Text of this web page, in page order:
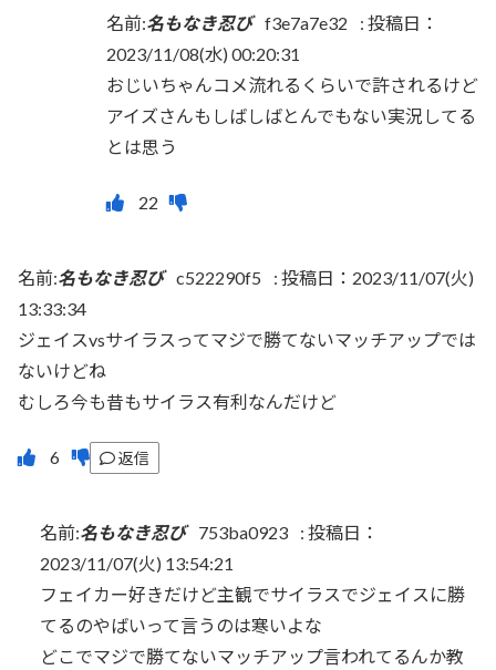
名前:名もなき忍び f3e7a7e32 : 投稿日：
2023/11/08(水) 00:20:31
おじいちゃんコメ流れるくらいで許されるけど
アイズさんもしばしばとんでもない実況してる
とは思う
名前:名もなき忍び c522290f5 : 投稿日：2023/11/07(火)
13:33:34
ジェイスvsサイラスってマジで勝てないマッチアップでは
ないけどね
むしろ今も昔もサイラス有利なんだけど
返信
名前:名もなき忍び 753ba0923 : 投稿日：
2023/11/07(火) 13:54:21
フェイカー好きだけど主観でサイラスでジェイスに勝
てるのやばいって言うのは寒いよな
どこでマジで勝てないマッチアップ言われてるんか教